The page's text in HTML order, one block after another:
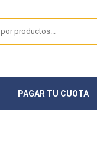
PAGAR TU CUOTA